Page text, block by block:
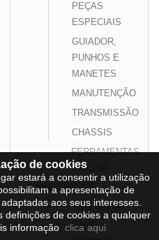
PEÇAS
ESPECIAIS
GUIADOR,
PUNHOS E
MANETES
MANUTENÇÃO
TRANSMISSÃO
CHASSIS
FERRAMENTAS
OFICINA
WRE-SMS 125
Sistemas de
travão
de cookies
estará a consentir a utilização
a apresentação de
aos seus interesses.
definições de cookies a qualquer
informação clica aqui